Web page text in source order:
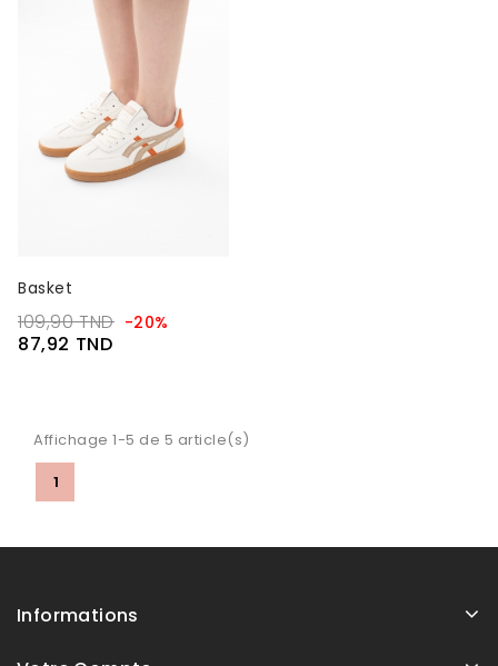
Basket
109,90 TND -20%
87,92 TND
Affichage 1-5 de 5 article(s)
1
Informations